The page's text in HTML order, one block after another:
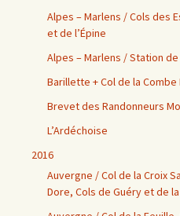
Alpes – Marlens / Cols des
et de l’Épine
Alpes – Marlens / Station
Barillette + Col de la Combe
Brevet des Randonneurs
L’Ardéchoise
2016
Auvergne / Col de la Croix
Dore, Cols de Guéry et de